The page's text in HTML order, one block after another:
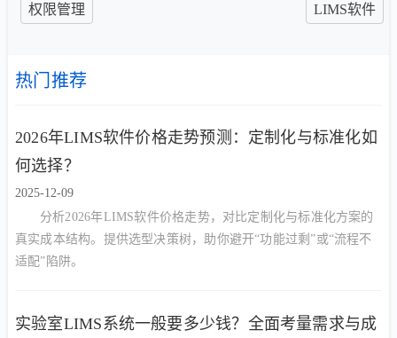
权限管理 LIMS软件
热门推荐
2026年LIMS软件价格走势预测：定制化与标准化如
何选择？
2025-12-09
分析2026年LIMS软件价格走势，对比定制化与标准化方案的
真实成本结构。提供选型决策树，助你避开“功能过剩”或“流程不
适配”陷阱。
实验室LIMS系统一般要多少钱？全面考量需求与成